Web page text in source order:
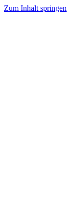
Zum Inhalt springen